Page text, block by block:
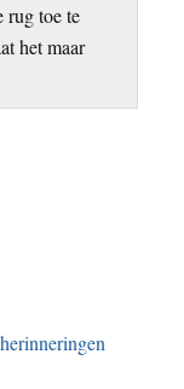
rug toe te
het maar